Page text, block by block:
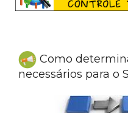
Como
necessários para o